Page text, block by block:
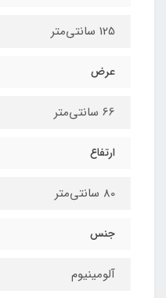
125 سانتی‌متر
عرض
66 سانتی‌متر
ارتفاع
80 سانتی‌متر
جنس
آلومینیوم